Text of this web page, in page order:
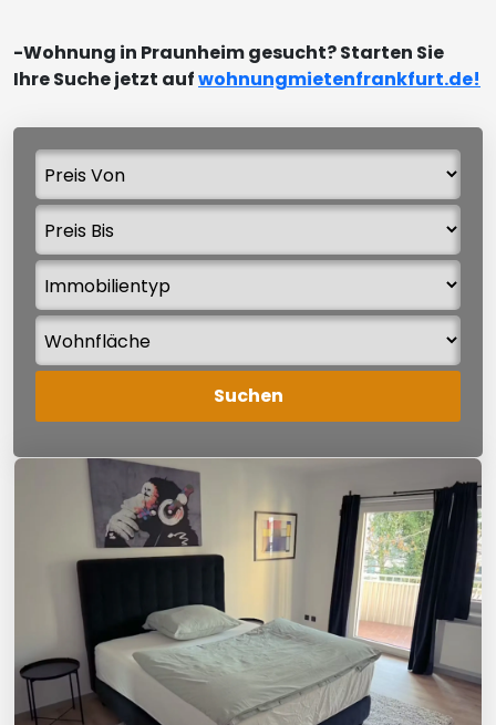
-Wohnung in Praunheim gesucht? Starten Sie
Ihre Suche jetzt aufwohnungmietenfrankfurt.de!